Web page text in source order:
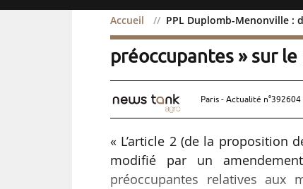
Accueil PPL Duplomb-Menonville :
PPL Duplomb-
préoccupantes » sur le
Paris - Actualité n°392604
« L’article 2 (de la proposition
modifié par un
préoccupantes relatives aux